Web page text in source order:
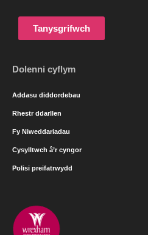
Tanysgrifwch
Dolenni cyflym
Addasu diddordebau
Rhestr ddarllen
Fy Niweddariadau
Cysylltwch â’r cyngor
Polisi preifatrwydd